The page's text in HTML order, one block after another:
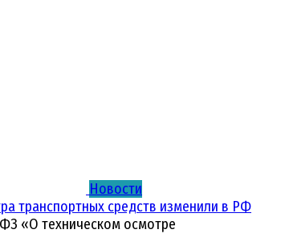
Новости
транспортных средств изменили в РФ
«О техническом осмотре